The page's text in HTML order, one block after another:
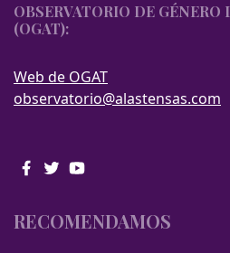
OBSERVATORIO DE GÉNERO
(OGAT):
Web de OGAT
observatorio@alastensas.com
RECOMENDAMOS